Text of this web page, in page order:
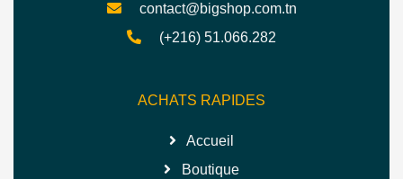
contact@bigshop.com.tn
(+216) 51.066.282
ACHATS RAPIDES
Accueil
Boutique